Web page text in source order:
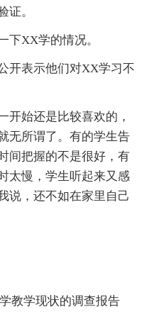
证。
XX学的情况。
表示他们对XX学习不
始还是比较喜欢的，
无所谓了。有的学生告
间把握的不是很好，有
太慢，学生听起来又感
说，还不如在家里自己
学现状的调查报告